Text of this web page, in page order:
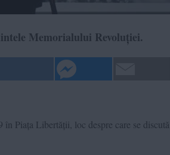
Memorialului Revoluției.
Piața Libertății, loc despre care se discută